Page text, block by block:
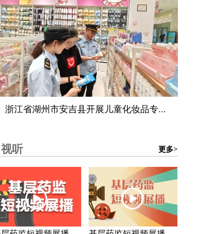
浙江省湖州市安吉县开展儿童化妆品专...
视听 更多>